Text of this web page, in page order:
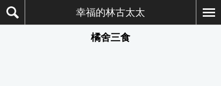
幸福的林古太太
橘舍三食